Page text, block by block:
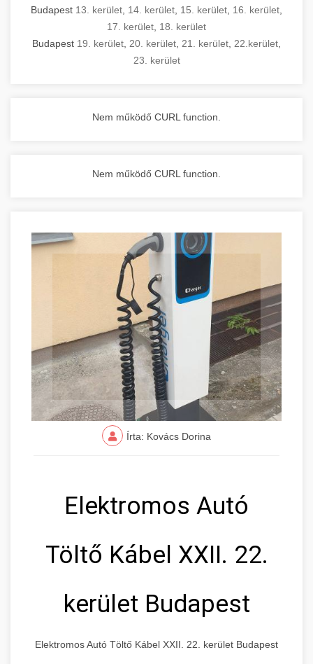
Budapest 13. kerület 14. kerület 15. kerület 16. kerület
17. kerület 18. kerület
Budapest 19. kerület 20. kerület 21. kerület 22.kerület
23. kerület
Nem működő CURL function.
Nem működő CURL function.
Írta: Kovács Dorina
Elektromos Autó
Töltő Kábel XXII. 22.
kerület Budapest
Elektromos Autó Töltő Kábel XXII. 22. kerület Budapest